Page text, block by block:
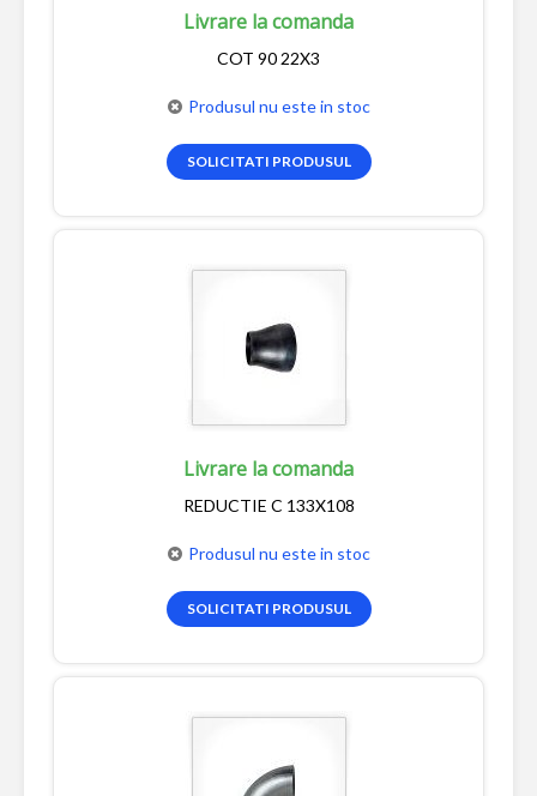
Livrare la comanda
COT 90 22X3
Produsul nu este in stoc
SOLICITATI PRODUSUL
Livrare la comanda
REDUCTIE C 133X108
Produsul nu este in stoc
SOLICITATI PRODUSUL